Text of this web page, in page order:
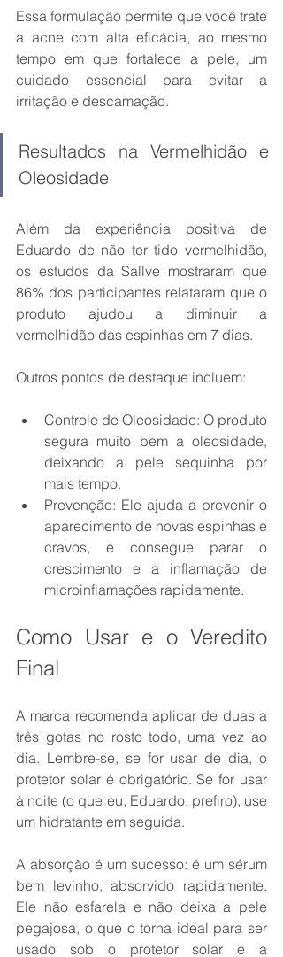
Essa formulação permite que você trate
a acne com alta eficácia, ao mesmo
tempo em que fortalece a pele, um
cuidado essencial para evitar a
irritação e descamação.
Resultados na Vermelhidão e
Oleosidade
Além da experiência positiva de
Eduardo de não ter tido vermelhidão,
os estudos da Sallve mostraram que
86% dos participantes relataram que o
produto ajudou a diminuir a
vermelhidão das espinhas em 7 dias.
Outros pontos de destaque incluem:
Controle de Oleosidade: O produto
segura muito bem a oleosidade,
deixando a pele sequinha por
mais tempo.
Prevenção: Ele ajuda a prevenir o
aparecimento de novas espinhas e
cravos, e consegue parar o
crescimento e a inflamação de
microinflamações rapidamente.
Como Usar e o Veredito
Final
A marca recomenda aplicar de duas a
três gotas no rosto todo, uma vez ao
dia. Lembre-se, se for usar de dia, o
protetor solar é obrigatório. Se for usar
à noite (o que eu, Eduardo, prefiro), use
um hidratante em seguida.
A absorção é um sucesso: é um sérum
bem levinho, absorvido rapidamente.
Ele não esfarela e não deixa a pele
pegajosa, o que o torna ideal para ser
usado sob o protetor solar e a